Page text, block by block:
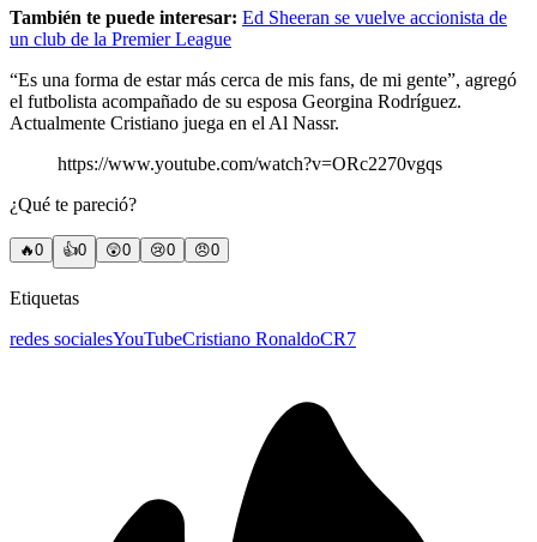
También te puede interesar: Ed Sheeran se vuelve accionista de
un club de la Premier League
“Es una forma de estar más cerca de mis fans, de mi gente”, agregó
el futbolista acompañado de su esposa Georgina Rodríguez.
Actualmente Cristiano juega en el Al Nassr.
https://www.youtube.com/watch?v=ORc2270vgqs
¿Qué te pareció?
🔥0 👍0 😲0 😢0 😠0
Etiquetas
redes socialesYouTubeCristiano RonaldoCR7